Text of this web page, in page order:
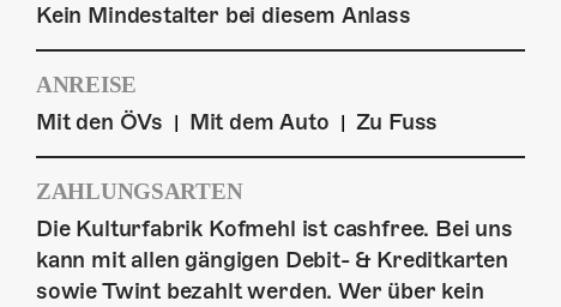
Kein Mindestalter bei diesem Anlass
ANREISE
Mit den ÖVs Mit dem Auto Zu Fuss
ZAHLUNGSARTEN
Die Kulturfabrik Kofmehl ist cashfree. Bei uns
kann mit allen gängigen Debit- & Kreditkarten
sowie Twint bezahlt werden. Wer über kein